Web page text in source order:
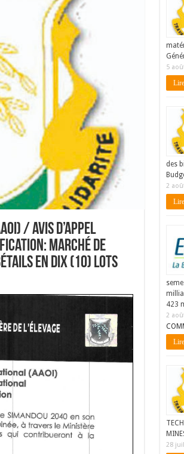
/ Avis d’Appel
Marché de
en dix (10) lots
5
des
2
423
2
28